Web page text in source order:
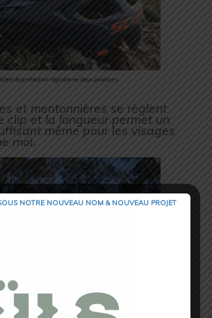
de protection réglable en deux positions
et mentonnières se règlent
clip et la longueur permet un
même pour les visages
moi.
NOTRE NOUVEAU NOM & NOUVEAU PROJET